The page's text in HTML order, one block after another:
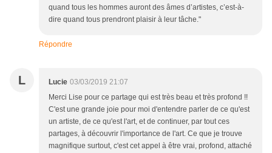
quand tous les hommes auront des âmes d’artistes, c’est-à-
dire quand tous prendront plaisir à leur tâche."
Répondre
L Lucie 03/03/2019 21:07
Merci Lise pour ce partage qui est très beau et très profond !!
C'est une grande joie pour moi d'entendre parler de ce qu'est
un artiste, de ce qu'est l'art, et de continuer, par tout ces
partages, à découvrir l'importance de l'art. Ce que je trouve
magnifique surtout, c'est cet appel à être vrai, profond, attaché